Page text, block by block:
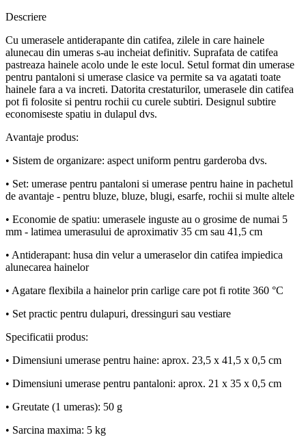
Descriere
Cu umerasele antiderapante din catifea, zilele in care hainele
alunecau din umeras s-au incheiat definitiv. Suprafata de catifea
pastreaza hainele acolo unde le este locul. Setul format din umerase
pentru pantaloni si umerase clasice va permite sa va agatati toate
hainele fara a va increti. Datorita crestaturilor, umerasele din catifea
pot fi folosite si pentru rochii cu curele subtiri. Designul subtire
economiseste spatiu in dulapul dvs.
Avantaje produs:
• Sistem de organizare: aspect uniform pentru garderoba dvs.
• Set: umerase pentru pantaloni si umerase pentru haine in pachetul
de avantaje - pentru bluze, bluze, blugi, esarfe, rochii si multe altele
• Economie de spatiu: umerasele inguste au o grosime de numai 5
mm - latimea umerasului de aproximativ 35 cm sau 41,5 cm
• Antiderapant: husa din velur a umeraselor din catifea impiedica
alunecarea hainelor
• Agatare flexibila a hainelor prin carlige care pot fi rotite 360 ​​°C
• Set practic pentru dulapuri, dressinguri sau vestiare
Specificatii produs:
• Dimensiuni umerase pentru haine: aprox. 23,5 x 41,5 x 0,5 cm
• Dimensiuni umerase pentru pantaloni: aprox. 21 x 35 x 0,5 cm
• Greutate (1 umeras): 50 g
• Sarcina maxima: 5 kg